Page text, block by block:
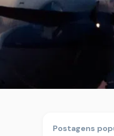
Postagens